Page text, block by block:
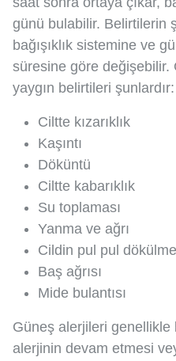
günü bulabilir. Belirtilerin
bağışıklık sistemine ve
süresine göre değişebilir.
yaygın belirtileri şunlardır:
Ciltte kızarıklık
Kaşıntı
Döküntü
Ciltte kabarıklık
Su toplaması
Yanma ve ağrı
Cildin pul pul
Baş ağrısı
Mide bulantısı
Güneş alerjileri
alerjinin devam etmesi